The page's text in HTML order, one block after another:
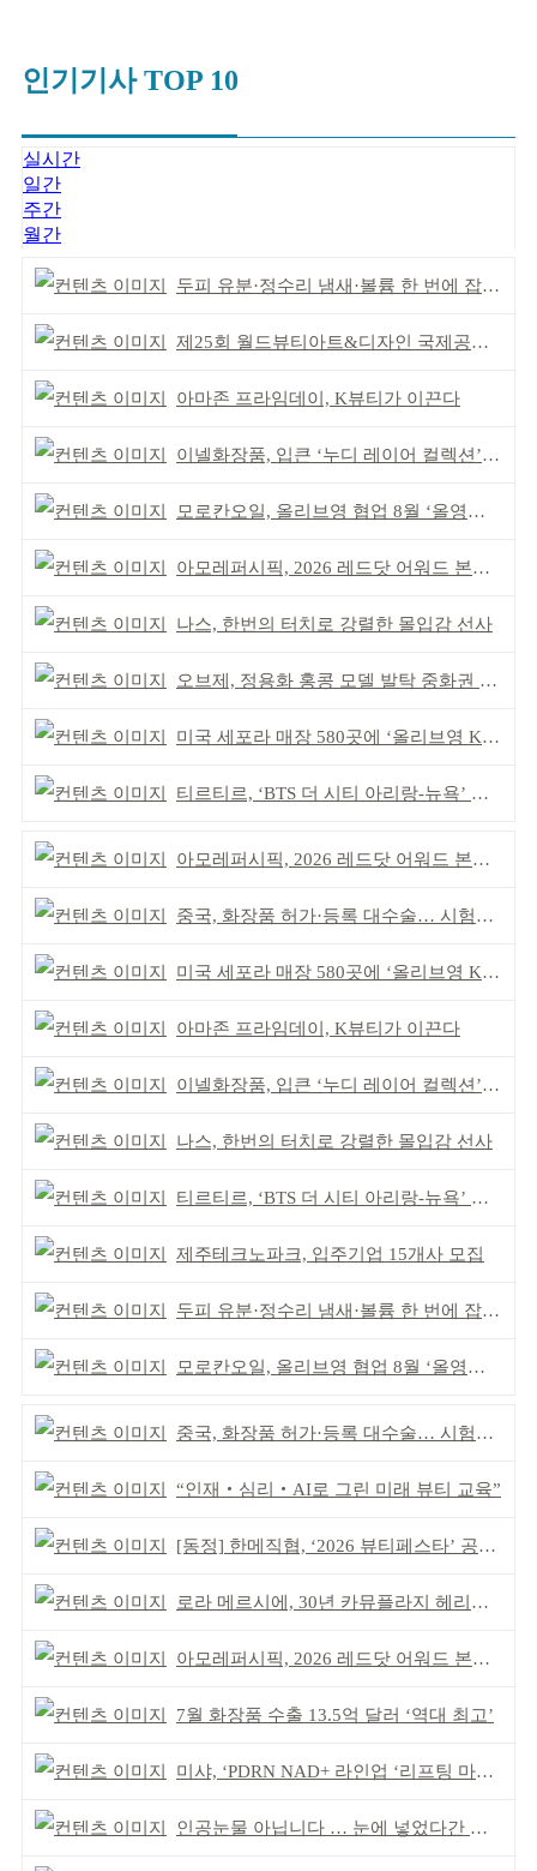
인기기사 TOP 10
실시간
일간
주간
월간
두피 유분·정수리 냄새·볼륨 한 번에 잡는다
제25회 월드뷰티아트&디자인 국제공모전 시상식 성황
아마존 프라임데이, K뷰티가 이끈다
이넬화장품, 입큰 ‘누디 레이어 컬렉션’ 출시
모로칸오일, 올리브영 협업 8월 ‘올영픽’ 선정
아모레퍼시픽, 2026 레드닷 어워드 본상 2개 수상
나스, 한번의 터치로 강렬한 몰입감 선사
오브제, 정용화 홍콩 모델 발탁 중화권 공략 강화
미국 세포라 매장 580곳에 ‘올리브영 K뷰티에딧’ 론칭
티르티르, ‘BTS 더 시티 아리랑-뉴욕’ 참여
아모레퍼시픽, 2026 레드닷 어워드 본상 2개 수상
중국, 화장품 허가·등록 대수술… 시험자료 공용 허용
미국 세포라 매장 580곳에 ‘올리브영 K뷰티에딧’ 론칭
아마존 프라임데이, K뷰티가 이끈다
이넬화장품, 입큰 ‘누디 레이어 컬렉션’ 출시
나스, 한번의 터치로 강렬한 몰입감 선사
티르티르, ‘BTS 더 시티 아리랑-뉴욕’ 참여
제주테크노파크, 입주기업 15개사 모집
두피 유분·정수리 냄새·볼륨 한 번에 잡는다
모로칸오일, 올리브영 협업 8월 ‘올영픽’ 선정
중국, 화장품 허가·등록 대수술… 시험자료 공용 허용
“인재‧심리‧AI로 그린 미래 뷰티 교육”
[동정] 한메직협, ‘2026 뷰티페스타’ 공동 주최
로라 메르시에, 30년 카뮤플라지 헤리티지 담아
아모레퍼시픽, 2026 레드닷 어워드 본상 2개 수상
7월 화장품 수출 13.5억 달러 ‘역대 최고’
미샤, ‘PDRN NAD+ 라인업 ‘리프팅 마스크’ 출시
인공눈물 아닙니다 … 눈에 넣었다간 각막 손상